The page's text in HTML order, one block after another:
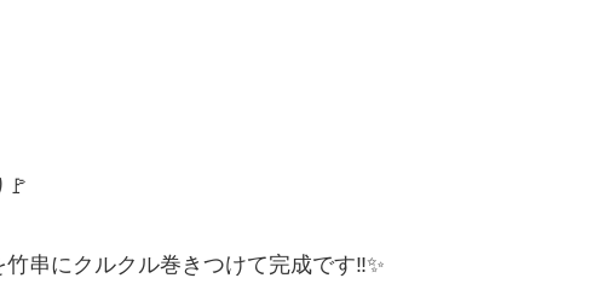
🚩
串にクルクル巻きつけて完成です‼️✨